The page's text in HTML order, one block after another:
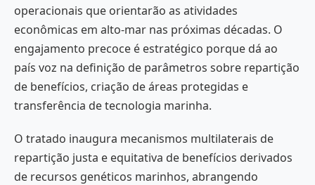
operacionais que orientarão as atividades
econômicas em alto-mar nas próximas décadas. O
engajamento precoce é estratégico porque dá ao
país voz na definição de parâmetros sobre repartição
de benefícios, criação de áreas protegidas e
transferência de tecnologia marinha.
O tratado inaugura mecanismos multilaterais de
repartição justa e equitativa de benefícios derivados
de recursos genéticos marinhos, abrangendo